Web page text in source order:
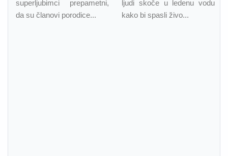
superljubimci prepametni,
da su članovi porodice...
ljudi skoče u ledenu vodu
kako bi spasli živo...